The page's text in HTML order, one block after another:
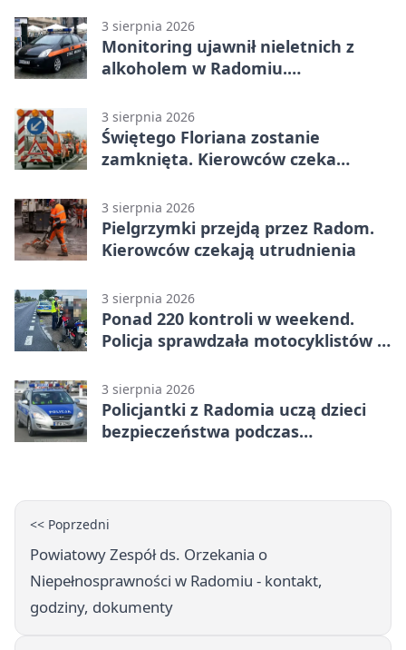
3 sierpnia 2026
Monitoring ujawnił nieletnich z
alkoholem w Radomiu.
3 sierpnia 2026
Świętego Floriana zostanie
zamknięta. Kierowców czeka
3 sierpnia 2026
Pielgrzymki przejdą przez Radom.
Kierowców czekają utrudnienia
3 sierpnia 2026
Ponad 220 kontroli w weekend.
Policja sprawdzała motocyklistów w
3 sierpnia 2026
Policjantki z Radomia uczą dzieci
bezpieczeństwa podczas
<< Poprzedni
Powiatowy Zespół ds. Orzekania o
Niepełnosprawności w Radomiu - kontakt,
godziny, dokumenty